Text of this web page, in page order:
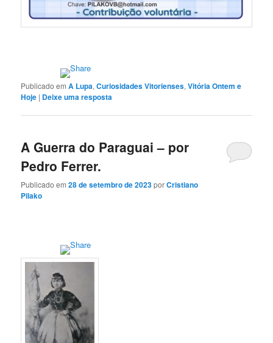
Publicado em A Lupa,Curiosidades Vitorienses,Vitória Ontem e
Hoje | Deixe uma resposta
A Guerra do Paraguai – por
Pedro Ferrer.
Publicado em28 de setembro de 2023porCristiano
Pilako